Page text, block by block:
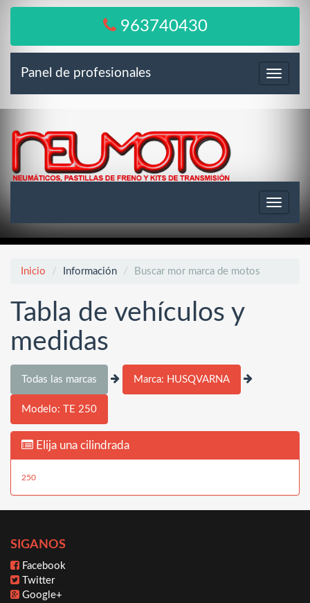
963740430
Menú
Panel de profesionales
Toggle
Inicio Información Buscar mor marca de motos
Tabla de vehículos y
medidas
Todas las marcas Marca: HUSQVARNA
Modelo: TE 250
Elija una cilindrada
250
SIGANOS
Facebook
Twitter
Google+